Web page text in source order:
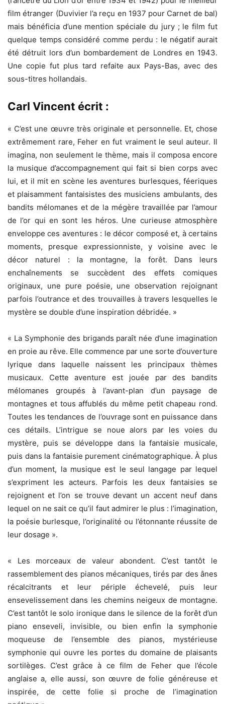
film étranger (Duvivier l’a reçu en 1937 pour Carnet de bal)
mais bénéficia d’une mention spéciale du jury ; le film fut
quelque temps considéré comme perdu : le négatif aurait
été détruit lors d’un bombardement de Londres en 1943.
Une copie fut plus tard refaite aux Pays-Bas, avec des
sous-titres hollandais.
Carl Vincent écrit :
« C’est une œuvre très originale et personnelle. Et, chose
extrêmement rare, Feher en fut vraiment le seul auteur. Il
imagina, non seulement le thème, mais il composa encore
la musique d’accompagnement qui fait si bien corps avec
lui, et il mit en scène les aventures burlesques, féeriques
et plaisamment fantaisistes des musiciens ambulants, des
bandits mélomanes et de la mégère travaillée par l’amour
de l’or qui en sont les héros. Une curieuse atmosphère
enveloppe ces aventures : le décor composé et, à certains
moments, presque expressionniste, y voisine avec le
décor naturel : la montagne, la forêt. Dans leurs
enchaînements se succèdent des effets comiques
originaux, une pure poésie, une observation rejoignant
parfois l’outrance et des trouvailles à travers lesquelles le
mystère se double d’une inspiration débridée. »
« La Symphonie des brigands paraît née d’une imagination
en proie au rêve. Elle commence par une sorte d’ouverture
lyrique dans laquelle naissent les principaux thèmes
musicaux. Cette aventure est jouée par des bandits
mélomanes groupés à l’avant-plan d’un paysage de
montagnes et tous affublés du même petit chapeau rond.
Toutes les tendances de l’ouvrage sont en puissance dans
ces détails. L’intrigue se noue alors par les voies du
mystère, puis se développe dans la fantaisie musicale,
puis dans la fantaisie purement cinématographique. À plus
d’un moment, la musique est le seul langage par lequel
s’expriment les acteurs. Parfois les deux fantaisies se
rejoignent et l’on se trouve devant un accent neuf dans
lequel on ne sait ce qu’il faut admirer le plus : l’imagination,
la poésie burlesque, l’originalité ou l’étonnante réussite de
leur dosage ».
« Les morceaux de valeur abondent. C’est tantôt le
rassemblement des pianos mécaniques, tirés par des ânes
récalcitrants et leur périple échevelé, puis leur
ensevelissement dans les chemins neigeux de montagne.
C’est tantôt le solo ironique dans le silence de la forêt d’un
piano enseveli, invisible, ou bien enfin la symphonie
moqueuse de l’ensemble des pianos, mystérieuse
symphonie qui ouvre les portes du domaine de plaisants
sortilèges. C’est grâce à ce film de Feher que l’école
anglaise a, elle aussi, son œuvre de folie généreuse et
inspirée, de cette folie si proche de l’imagination